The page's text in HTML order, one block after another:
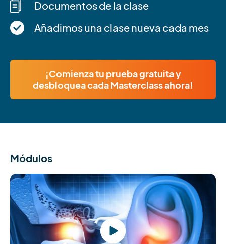
Documentos de la clase
Añadimos una clase nueva cada mes
¡Comienza tu prueba gratuita y
desbloquea cada Masterclass ahora!
Módulos